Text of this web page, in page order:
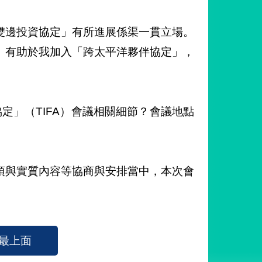
投資協定」有所進展係渠一貫立場。
助於我加入「跨太平洋夥伴協定」，
」（TIFA）會議相關細節？會議地點
實質內容等協商與安排當中，本次會
上面